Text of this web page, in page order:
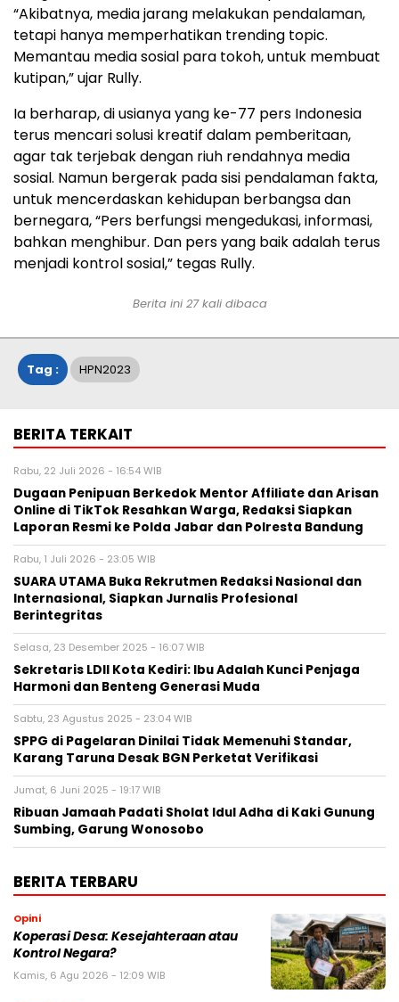
“Akibatnya, media jarang melakukan pendalaman,
tetapi hanya memperhatikan trending topic.
Memantau media sosial para tokoh, untuk membuat
kutipan,” ujar Rully.
Ia berharap, di usianya yang ke-77 pers Indonesia
terus mencari solusi kreatif dalam pemberitaan,
agar tak terjebak dengan riuh rendahnya media
sosial. Namun bergerak pada sisi pendalaman fakta,
untuk mencerdaskan kehidupan berbangsa dan
bernegara, “Pers berfungsi mengedukasi, informasi,
bahkan menghibur. Dan pers yang baik adalah terus
menjadi kontrol sosial,” tegas Rully.
Berita ini 27kali dibaca
Tag : HPN2023
BERITA TERKAIT
Rabu, 22 Juli 2026 - 16:54 WIB
Dugaan Penipuan Berkedok Mentor Affiliate dan Arisan
Online di TikTok Resahkan Warga, Redaksi Siapkan
Laporan Resmi ke Polda Jabar dan Polresta Bandung
Rabu, 1 Juli 2026 - 23:05 WIB
SUARA UTAMA Buka Rekrutmen Redaksi Nasional dan
Internasional, Siapkan Jurnalis Profesional
Berintegritas
Selasa, 23 Desember 2025 - 16:07 WIB
Sekretaris LDII Kota Kediri: Ibu Adalah Kunci Penjaga
Harmoni dan Benteng Generasi Muda
Sabtu, 23 Agustus 2025 - 23:04 WIB
SPPG di Pagelaran Dinilai Tidak Memenuhi Standar,
Karang Taruna Desak BGN Perketat Verifikasi
Jumat, 6 Juni 2025 - 19:17 WIB
Ribuan Jamaah Padati Sholat Idul Adha di Kaki Gunung
Sumbing, Garung Wonosobo
BERITA TERBARU
Opini
Koperasi Desa: Kesejahteraan atau
Kontrol Negara?
Kamis, 6 Agu 2026 - 12:09 WIB